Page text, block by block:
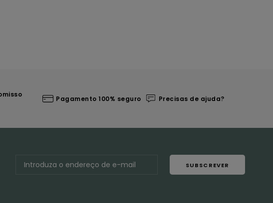
Pagamento 100% seguro Precisas de ajuda?
SUBSCREVER